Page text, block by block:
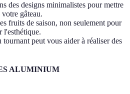
des designs minimalistes pour mettre
gâteau.
fruits de saison, non seulement pour
l'esthétique.
tournant peut vous aider à réaliser des
ALUMINIUM